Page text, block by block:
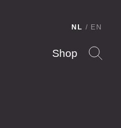
Shop
NL EN